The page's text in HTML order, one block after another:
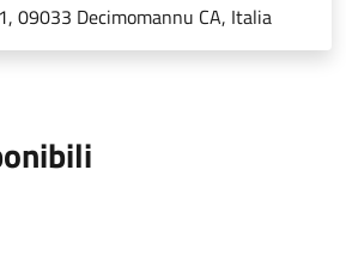
09033 Decimomannu CA, Italia